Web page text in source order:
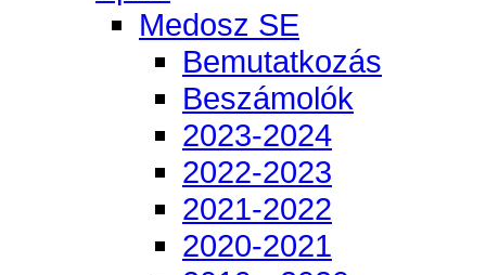
Medosz SE
Bemutatkozás
Beszámolók
2023-2024
2022-2023
2021-2022
2020-2021